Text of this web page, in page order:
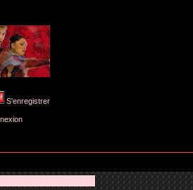
S'enregistrer